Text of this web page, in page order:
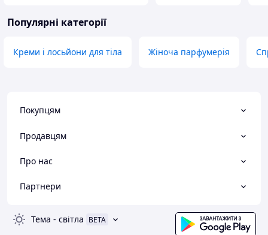
Популярні категорії
Креми і лосьйони для тіла Жіноча парфумерія
Покупцям
Продавцям
Про нас
Партнери
Тема - світла BETA